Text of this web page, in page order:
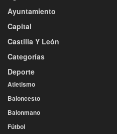
Ayuntamiento
Capital
Castilla Y León
Categorías
Deporte
Atletismo
Baloncesto
Balonmano
Fútbol